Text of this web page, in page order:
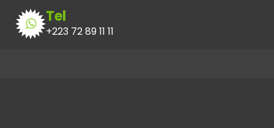
Tel
+223 72 89 11 11